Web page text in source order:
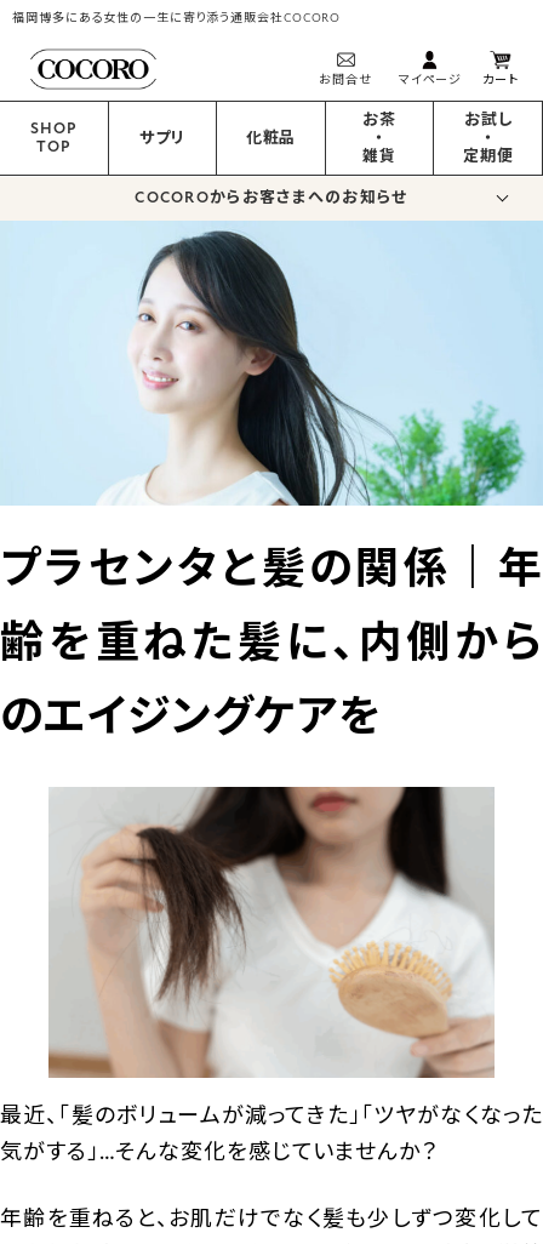
福岡博多にある女性の一生に寄り添う通販会社COCORO
お問合せ マイページ カート
SHOP
TOP
サプリ 化粧品
お茶
・
雑貨
お試し
・
定期便
COCOROからお客さまへのお知らせ
プラセンタと髪の関係｜年
齢を重ねた髪に、内側から
のエイジングケアを
最近、「髪のボリュームが減ってきた」「ツヤがなくなった
気がする」…そんな変化を感じていませんか？
年齢を重ねると、お肌だけでなく髪も少しずつ変化して